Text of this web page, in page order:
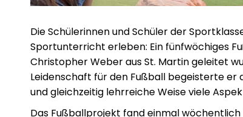
Die Schülerinnen und Schüler der
Sportunterricht erleben: Ein fünfwöchiges
Christopher Weber aus St. Martin geleitet
Leidenschaft für den Fußball begeisterte
und gleichzeitig lehrreiche Weise viele
Das Fußballprojekt fand einmal